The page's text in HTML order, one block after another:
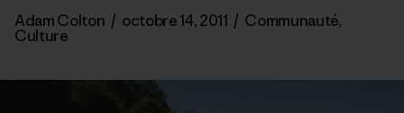
Adam Colton / octobre 14, 2011 / Communauté,
Culture